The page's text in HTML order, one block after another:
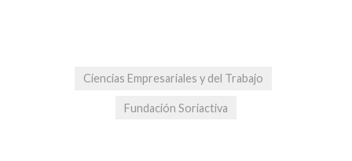
Ciencias Empresariales y del Trabajo
Fundación Soriactiva